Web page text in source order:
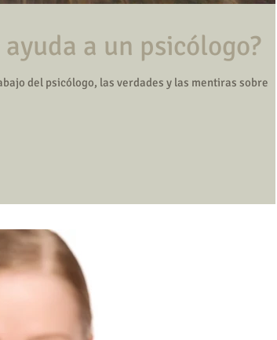
¿Cuando debo pedir ayuda a un psicólogo?
del psicólogo, las verdades y las mentiras sobre